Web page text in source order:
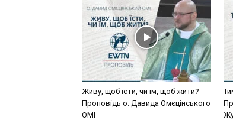
Живу, щоб їсти, чи їм, щоб жити?
Проповідь о. Давида Омєцінського
ОМІ